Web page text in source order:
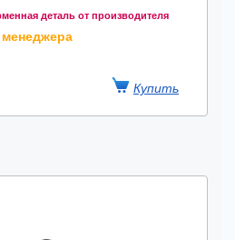
деталь от производителя
менеджера